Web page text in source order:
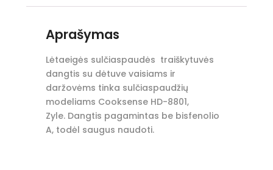
Aprašymas
Lėtaeigės sulčiaspaudės traiškytuvės
dangtis su dėtuve vaisiams ir
daržovėms tinka sulčiaspaudžių
modeliams Cooksense HD-8801,
Zyle. Dangtis pagamintas be bisfenolio
A, todėl saugus naudoti.